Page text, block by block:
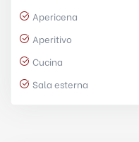
Apericena
Aperitivo
Cucina
Sala esterna